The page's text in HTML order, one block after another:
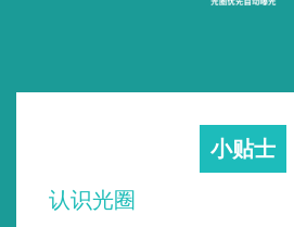
小贴士
认识光圈